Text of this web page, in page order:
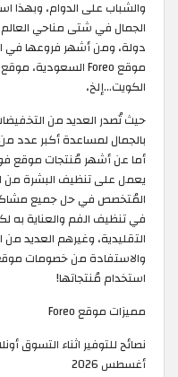
والشباب على الدوام، وبهذا
الكويت...إلخ،
بالجمال لمساعدة أكبر عدد من
في تنظيف الفم والعناية به
التقليدية، وغيرهم العديد
استخدام مُنتجاتها!
مميزات موقع Foreo
أغسطس 2026